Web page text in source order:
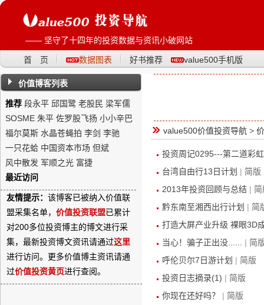
—— 坚守了十四年的投资数据与资讯小破网站
首 页 数据图表 好书推荐 value500手机版
价值博客列表
推荐 段永平 邱国鹭 老股民 梁军儒
SOSME 朱平 佐罗股飞扬 小小辛巴
福尔莫斯 水晶苍蝇拍 李剑 李驰
一只花蛤 中国资本市场 但斌
风中散发 军顺之光 富捷
最近访问
友情提示： 该博客已被纳入价值联
盟采集名单， 价值投资联盟已累计
对200多位投资博主的博文进行采
集，最新投资博文资讯请通过这里
进行访问。更多价值博主资讯请通
过价值投资黄页进行查阅。
value500价值投资导航 >
投资周记0295---第二道彩虹
台湾自由行13日计划 | 简版
2013年投资回顾与总结| 简
黔东南至湘西出行计划 | 简
打造大屏产业升级 裸眼3D
当心！骗子正出没......
| 简
呼伦贝尔7日游计划 | 简版
投资日志摘录(1) | 简版
你现在还好吗？
| 简版